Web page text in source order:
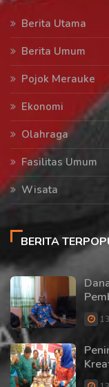
Berita Utama
Berita Umum
Pojok Merauke
Ekonomi
Olahraga
Fasilitas Umum
Wisata
BERITA